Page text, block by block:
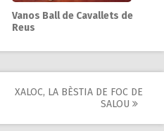
Vanos Ball de Cavallets de
Reus
XALOC, LA BÈSTIA DE FOC DE
SALOU